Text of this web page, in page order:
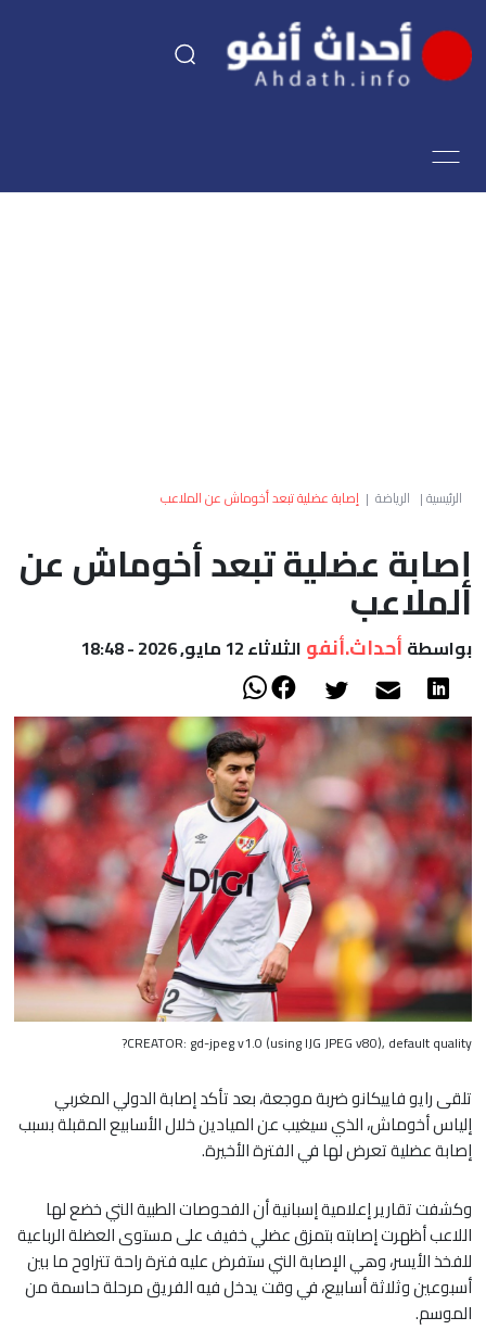
اقتصاد
العالم
أعمدة
الرئيسية| الرياضة | إصابة عضلية تبعد أخوماش عن الملاعب
إصابة عضلية تبعد أخوماش عن
الملاعب
بواسطة أحداث.أنفو الثلاثاء 12 مايو, 2026 - 18:48
CREATOR: gd-jpeg v1.0 (using IJG JPEG v80), default quality?
تلقى رايو فاييكانو ضربة موجعة، بعد تأكد إصابة الدولي المغربي
إلياس أخوماش، الذي سيغيب عن الميادين خلال الأسابيع المقبلة بسبب
إصابة عضلية تعرض لها في الفترة الأخيرة.
وكشفت تقارير إعلامية إسبانية أن الفحوصات الطبية التي خضع لها
اللاعب أظهرت إصابته بتمزق عضلي خفيف على مستوى العضلة الرباعية
للفخذ الأيسر، وهي الإصابة التي ستفرض عليه فترة راحة تتراوح ما بين
أسبوعين وثلاثة أسابيع، في وقت يدخل فيه الفريق مرحلة حاسمة من
الموسم.